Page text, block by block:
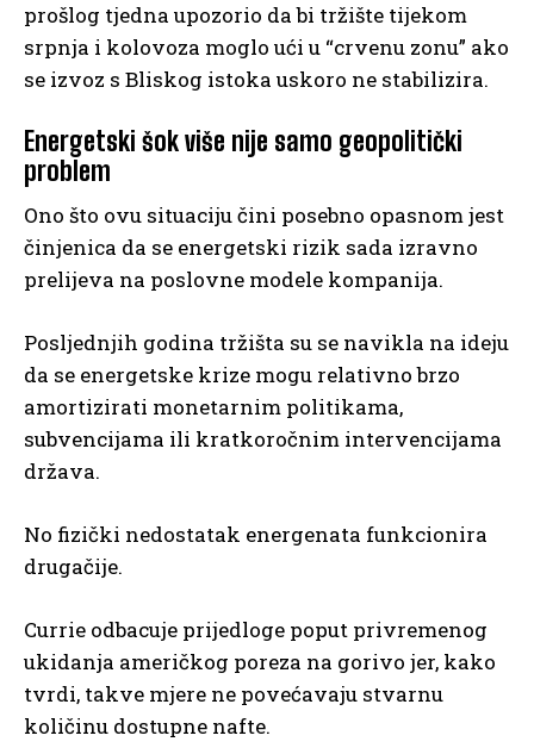
prošlog tjedna upozorio da bi tržište tijekom
srpnja i kolovoza moglo ući u “crvenu zonu” ako
se izvoz s Bliskog istoka uskoro ne stabilizira.
Energetski šok više nije samo geopolitički
problem
Ono što ovu situaciju čini posebno opasnom jest
činjenica da se energetski rizik sada izravno
prelijeva na poslovne modele kompanija.
Posljednjih godina tržišta su se navikla na ideju
da se energetske krize mogu relativno brzo
amortizirati monetarnim politikama,
subvencijama ili kratkoročnim intervencijama
država.
No fizički nedostatak energenata funkcionira
drugačije.
Currie odbacuje prijedloge poput privremenog
ukidanja američkog poreza na gorivo jer, kako
tvrdi, takve mjere ne povećavaju stvarnu
količinu dostupne nafte.